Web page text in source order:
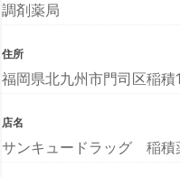
調剤薬局
住所
福岡県北九州市門司区稲積
店名
サンキュードラッグ 稲積